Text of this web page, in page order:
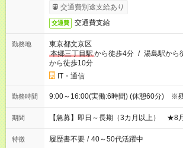
交通費別途支給あり
交通費 交通費支給
勤務地
東京都文京区
本郷三丁目駅から徒歩4分 / 湯島駅から
から徒歩10分
IT・通信
勤務時間 9:00～16:00(実働:6時間) (休憩60分) ※
期間 【急募】即日～長期（3カ月以上） ★8
特徴 履歴書不要 / 40～50代活躍中